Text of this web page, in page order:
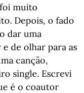
muito
Depois, o fado
dar uma
de olhar para as
canção,
single. Escrevi
é o coautor